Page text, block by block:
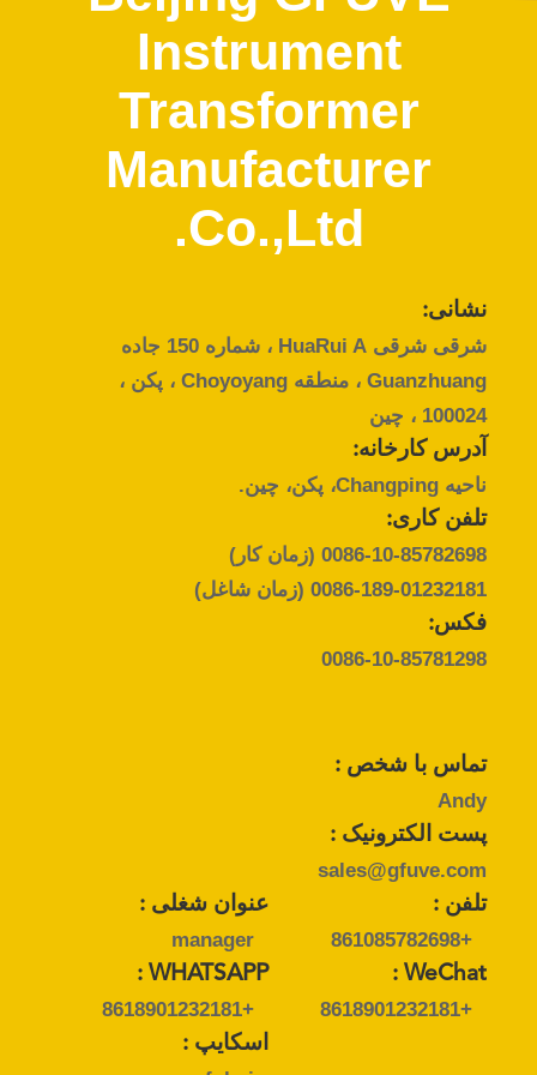
اخبار
درخواست
نقل
قول
نقشه
سایت
Instrument
Transformer
Manufacturer
Co.,Ltd.
نشانی:
شرقی شرقی HuaRui A ، شماره 150 جاده
Guanzhuang ، منطقه Choyoyang ، پکن ،
100024 ، چین
آدرس کارخانه:
ناحیه Changping، پکن، چین.
تلفن کاری:
0086-10-85782698(زمان کار)
0086-189-01232181(زمان شاغل)
فکس:
0086-10-85781298
تماس با شخص :
Andy
پست الکترونیک :
sales@gfuve.com
عنوان شغلی :
manager
تلفن :
+861085782698
WHATSAPP :
+8618901232181
WeChat :
+8618901232181
اسکایپ :